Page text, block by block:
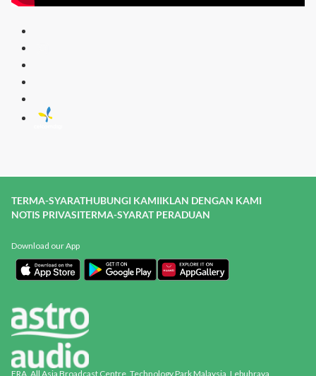
TERMA-SYARATHUBUNGI KAMIIKLAN DENGAN KAMI
NOTIS PRIVASITERMA-SYARAT PERADUAN
ERA, All Asia Broadcast Centre, Technology Park Malaysia, Lebuhraya
Download our App